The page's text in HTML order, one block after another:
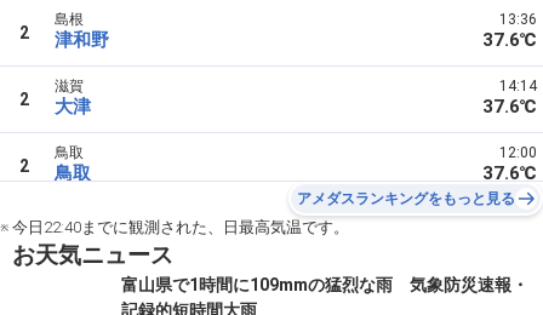
2
島根
津和野
13:36
37.6℃
2
滋賀
大津
14:14
37.6℃
2
鳥取
鳥取
12:00
37.6℃
アメダスランキングをもっと見る
※ 今日22:40までに観測された、日最高気温です。
お天気ニュース
富山県で1時間に109mmの猛烈な雨 気象防災速報・
記録的短時間大雨